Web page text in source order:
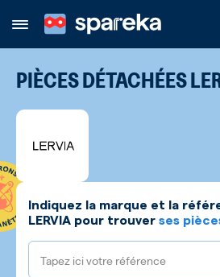
PIÈCES DÉTACHÉES
Indiquez la marque et la
LERVIA pour trouver ses
Tapez ici votre référence